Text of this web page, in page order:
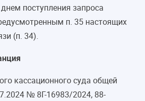
поступления запроса
п. 35 настоящих
(п. 34).
кассационного суда общей
№ 8Г-16983/2024, 88-